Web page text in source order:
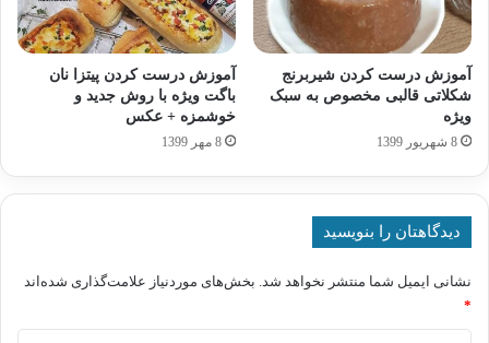
آموزش درست کردن شیربرنج
شکلاتی قالبی مخصوص به سبک
ویژه
8 شهریور 1399
آموزش درست کردن پیتزا نان
باگت ویژه با روش جدید و
خوشمزه + عکس
8 مهر 1399
دیدگاهتان را بنویسید
نشانی ایمیل شما منتشر نخواهد شد. بخش‌های موردنیاز علامت‌گذاری شده‌اند
*